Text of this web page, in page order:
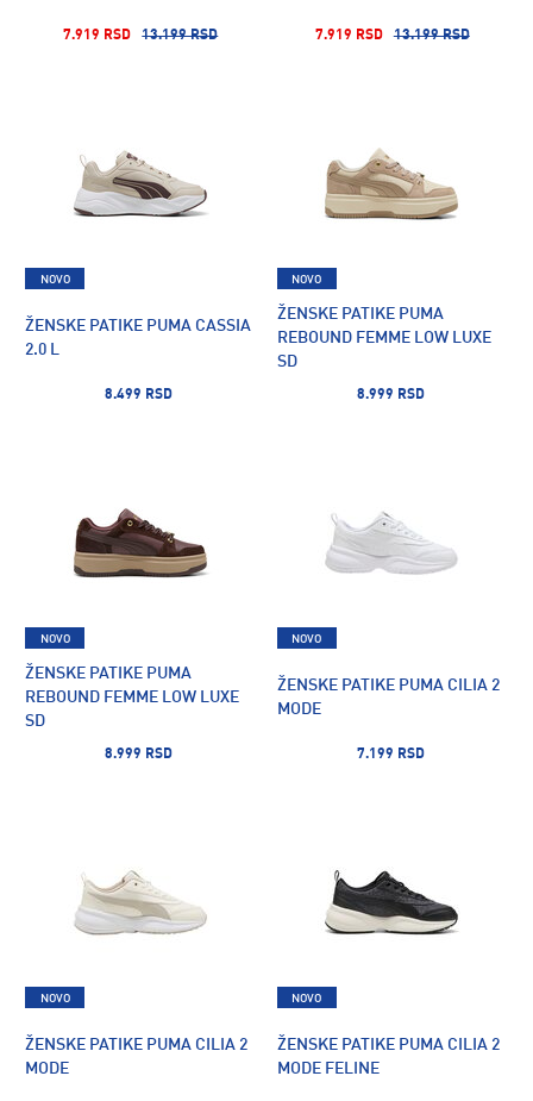
7.919 RSD 13.199 RSD 7.919 RSD 13.199 RSD
ŽENSKE PATIKE PUMA CASSIA
2.0 L
8.499 RSD
NOVO
ŽENSKE PATIKE PUMA
REBOUND FEMME LOW LUXE
SD
8.999 RSD
NOVO
ŽENSKE PATIKE PUMA
REBOUND FEMME LOW LUXE
SD
8.999 RSD
NOVO
ŽENSKE PATIKE PUMA CILIA 2
MODE
7.199 RSD
NOVO
ŽENSKE PATIKE PUMA CILIA 2
MODE
NOVO
ŽENSKE PATIKE PUMA CILIA 2
MODE FELINE
NOVO